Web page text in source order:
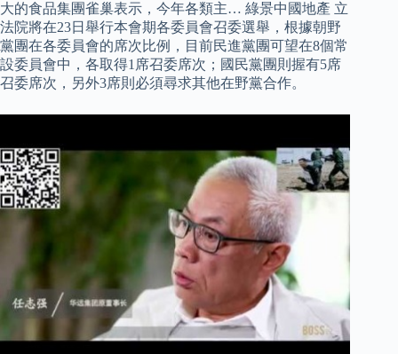
大的食品集團雀巢表示，今年各類主… 綠景中國地產 立
法院將在23日舉行本會期各委員會召委選舉，根據朝野
黨團在各委員會的席次比例，目前民進黨團可望在8個常
設委員會中，各取得1席召委席次；國民黨團則握有5席
召委席次，另外3席則必須尋求其他在野黨合作。